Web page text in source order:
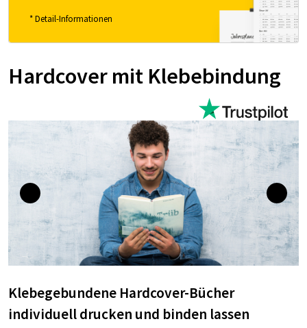
* Detail-Informationen
Hardcover mit Klebebindung
Klebegebundene Hardcover-Bücher
individuell drucken und binden lassen